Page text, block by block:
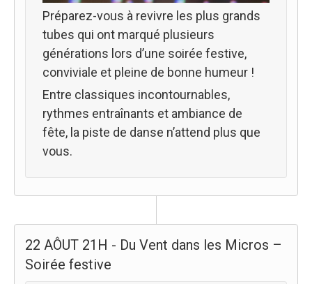
Préparez-vous à revivre les plus grands
tubes qui ont marqué plusieurs
générations lors d’une soirée festive,
conviviale et pleine de bonne humeur !
Entre classiques incontournables,
rythmes entraînants et ambiance de
fête, la piste de danse n’attend plus que
vous.
22 AÔUT 21H - Du Vent dans les Micros –
Soirée festive